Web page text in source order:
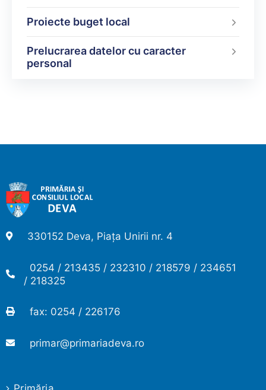
Proiecte buget local
Prelucrarea datelor cu caracter
personal
330152 Deva, Piața Unirii nr. 4
0254 / 213435 / 232310 / 218579 / 234651
/ 218325
fax: 0254 / 226176
primar@primariadeva.ro